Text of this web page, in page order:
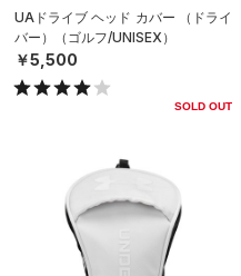
UAドライブ ヘッド カバー （ドライ
バー）（ゴルフ/UNISEX）
￥5,500
SOLD OUT